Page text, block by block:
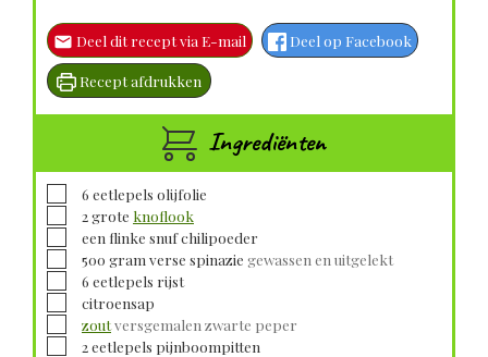
Deel dit recept via E-mail Deel op Facebook
Recept afdrukken
Ingrediënten
▢
6 eetlepels olijfolie
▢
2 grote knoflook
▢
een flinke snuf chilipoeder
▢
500 gram verse spinazie gewassen en uitgelekt
▢
6 eetlepels rijst
▢
citroensap
▢
zoutversgemalen zwarte peper
▢
2 eetlepels pijnboompitten